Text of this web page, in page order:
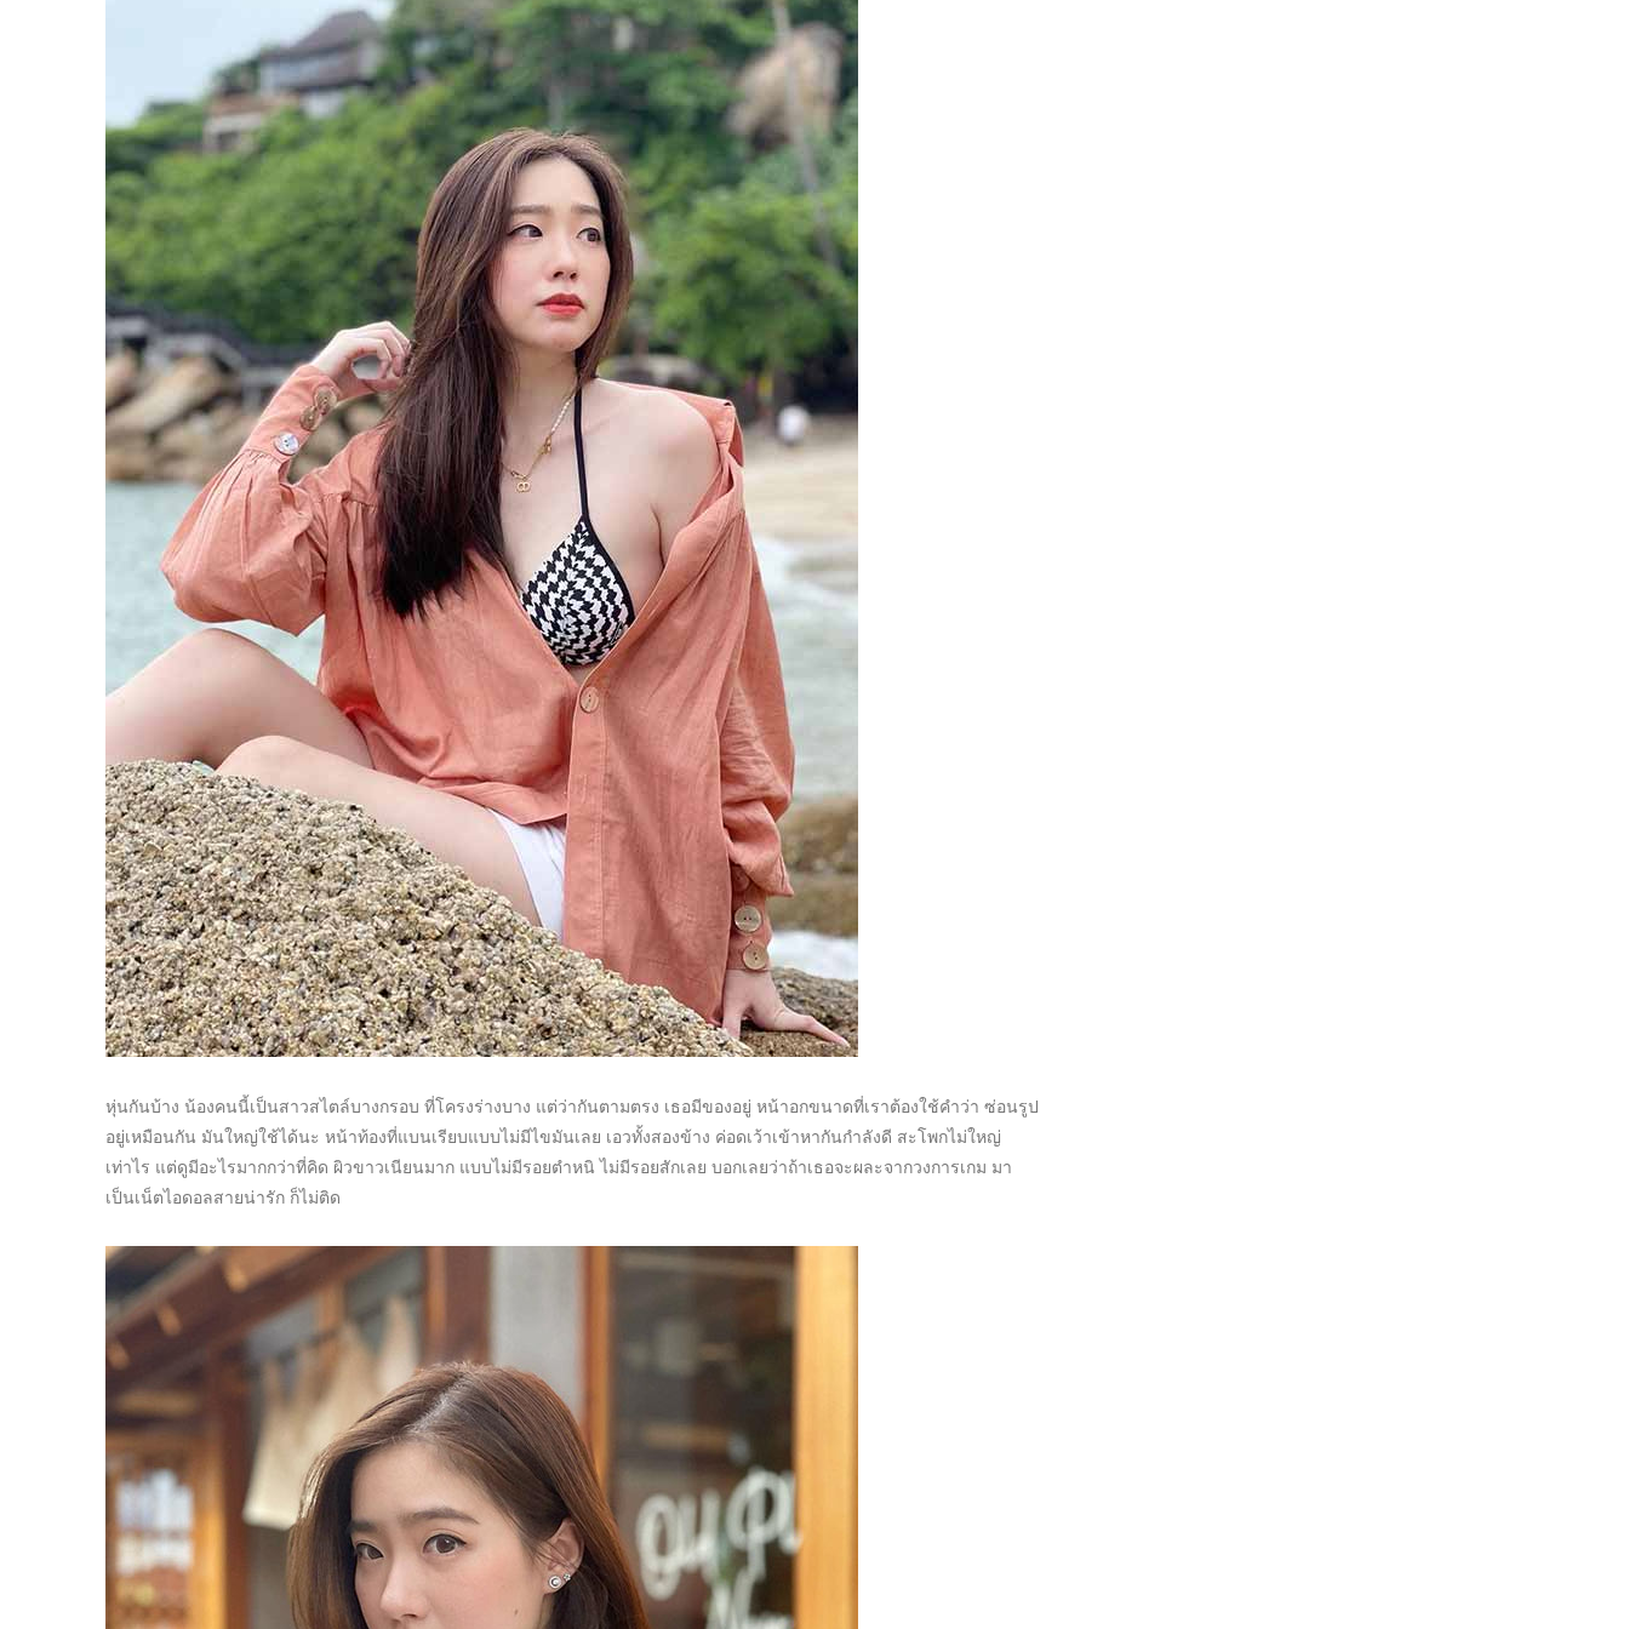
หุ่นกันบ้าง น้องคนนี้เป็นสาวสไตล์บางกรอบ ที่โครงร่างบาง แต่ว่ากันตามตรง เธอมีของอยู่ หน้าอกขนาดที่เราต้องใช้คำว่า ซ่อนรูป
อยู่เหมือนกัน มันใหญ่ใช้ได้นะ หน้าท้องที่แบนเรียบแบบไม่มีไขมันเลย เอวทั้งสองข้าง ค่อดเว้าเข้าหากันกำลังดี สะโพกไม่ใหญ่
เท่าไร แต่ดูมีอะไรมากกว่าที่คิด ผิวขาวเนียนมาก แบบไม่มีรอยตำหนิ ไม่มีรอยสักเลย บอกเลยว่าถ้าเธอจะผละจากวงการเกม มา
เป็นเน็ตไอดอลสายน่ารัก ก็ไม่ติด